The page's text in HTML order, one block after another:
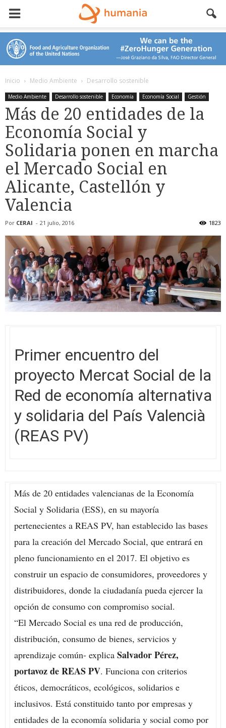
Inicio Medio Ambiente Desarrollo sostenible
Medio Ambiente Desarrollo sostenible Economía Economía Social Gestión
Más de 20 entidades de la
Economía Social y
Solidaria ponen en marcha
el Mercado Social en
Alicante, Castellón y
Valencia
Por CERAI - 21 julio, 2016 1823
Primer encuentro del
proyecto Mercat Social de la
Red de economía alternativa
y solidaria del País Valencià
(REAS PV)
Más de 20 entidades valencianas de la Economía
Social y Solidaria (ESS), en su mayoría
pertenecientes a REAS PV, han establecido las bases
para la creación del Mercado Social, que entrará en
pleno funcionamiento en el 2017. El objetivo es
construir un espacio de consumidores, proveedores y
distribuidores, donde la ciudadanía pueda ejercer la
opción de consumo con compromiso social.
“El Mercado Social es una red de producción,
distribución, consumo de bienes, servicios y
aprendizaje común- explica Salvador Pérez,
portavoz de REAS PV. Funciona con criterios
éticos, democráticos, ecológicos, solidarios e
inclusivos. Está constituido tanto por empresas y
entidades de la economía solidaria y social como por